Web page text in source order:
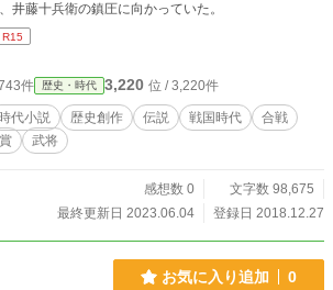
井藤十兵衛の鎮圧に向かっていた。
R15
件 歴史・時代 3,220 位 / 3,220件
時代小説 歴史創作 伝説 戦国時代
合戦
武将
感想数 0
文字数 98,675
最終更新日 2023.06.04
登録日 2018.12.27
お気に入り追加 0